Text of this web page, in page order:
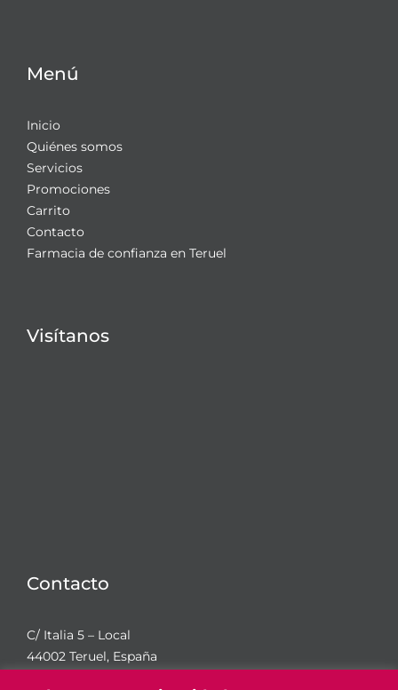
Menú
Inicio
Quiénes somos
Servicios
Promociones
Carrito
Contacto
Farmacia de confianza en Teruel
Visítanos
Contacto
C/ Italia 5 – Local
44002 Teruel, España